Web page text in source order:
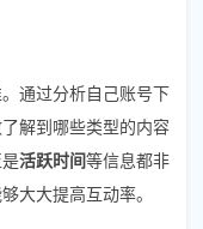
通过分析自己账号下
解到哪些类型的内容
活跃时间等信息都非
大大提高互动率。